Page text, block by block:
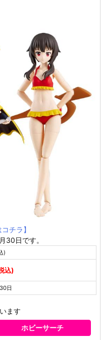
チラ】
30日です。
)
込)
日
ます
ホビーサーチ